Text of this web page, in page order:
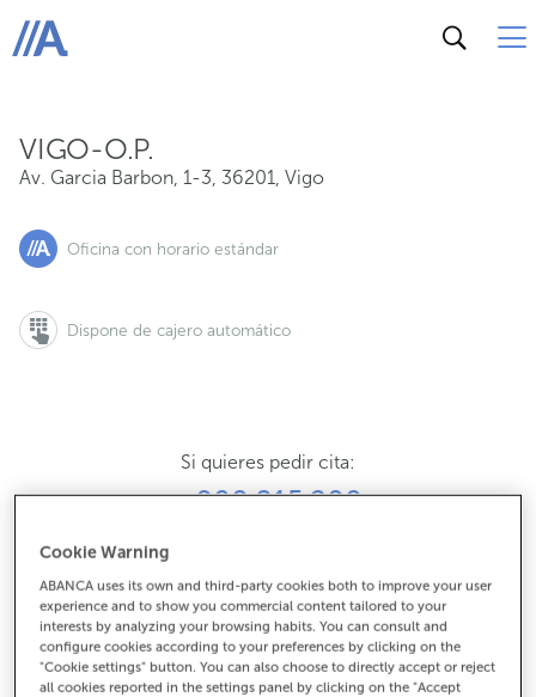
ABANCA
VIGO-O.P.
Av. Garcia Barbon, 1-3, 36201, Vigo
Oficina con horario estándar
Dispone de cajero automático
Si quieres pedir cita:
900 815 200
986828200
Cómo llegar
Cookie Warning
ABANCA uses its own and third-party cookies both to improve your user
experience and to show you commercial content tailored to your
interests by analyzing your browsing habits. You can consult and
configure cookies according to your preferences by clicking on the
"Cookie settings" button. You can also choose to directly accept or reject
all cookies reported in the settings panel by clicking on the "Accept
Av. Garcia Barbon, 1-3, 36201, Vigo